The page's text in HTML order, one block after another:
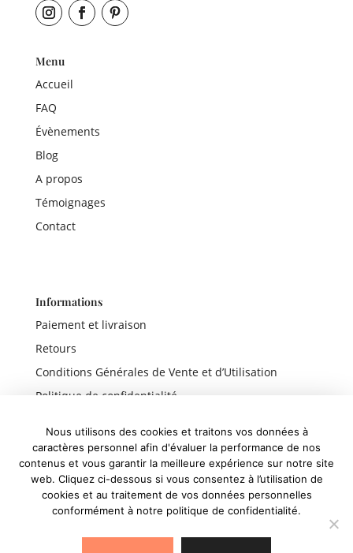
Menu
Accueil
FAQ
Évènements
Blog
A propos
Témoignages
Contact
Informations
Paiement et livraison
Retours
Conditions Générales de Vente et d’Utilisation
Politique de confidentialité
Liens rapides
Boutique
Nous utilisons des cookies et traitons vos données à
caractères personnel afin d'évaluer la performance de nos
contenus et vous garantir la meilleure expérience sur notre site
web. Cliquez ci-dessous si vous consentez à l’utilisation de
cookies et au traitement de vos données personnelles
conformément à notre politique de confidentialité.